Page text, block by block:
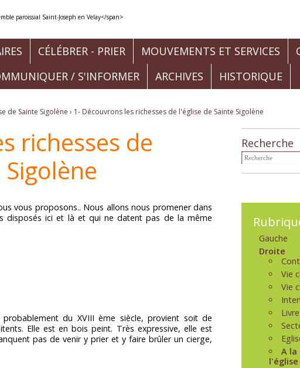
CÉLÉBRER - PRIER MOUVEMENTS ET SERVICES
/ S'INFORMER ARCHIVES HISTORIQUE
de Sainte Sigolène › 1- Découvrons les richesses de l'église de Sainte Sigolène
Recherche
Gauche
Droite
Vie
Vie
A la
l'église
richesses de
vous proposons.. Nous allons nous promener dans
disposés ici et là et qui ne datent pas de la même
probablement du XVIII ème siècle, provient soit de
Elle est en bois peint. Très expressive, elle est
pas de venir y prier et y faire brûler un cierge,